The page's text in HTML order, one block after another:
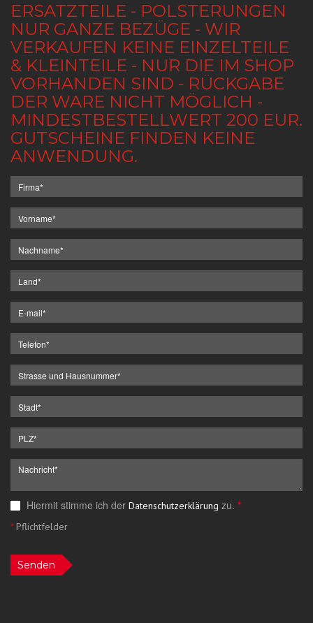
ERSATZTEILE - POLSTERUNGEN
NUR GANZE BEZÜGE - WIR
VERKAUFEN KEINE EINZELTEILE
& KLEINTEILE - NUR DIE IM SHOP
VORHANDEN SIND - RÜCKGABE
DER WARE NICHT MÖGLICH -
MINDESTBESTELLWERT 200 EUR.
GUTSCHEINE FINDEN KEINE
ANWENDUNG.
Hiermit stimme ich der Datenschutzerklärung zu. *
*Pflichtfelder
Senden